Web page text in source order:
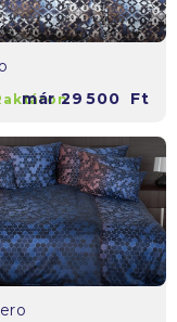
már29 500 Ft